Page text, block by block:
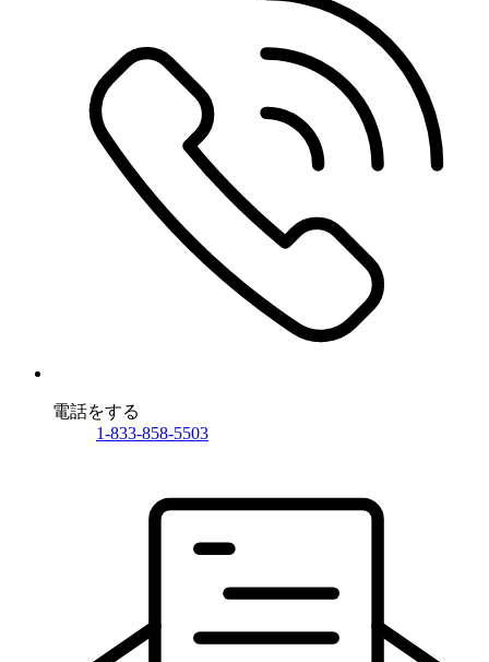
電話をする
1-833-858-5503